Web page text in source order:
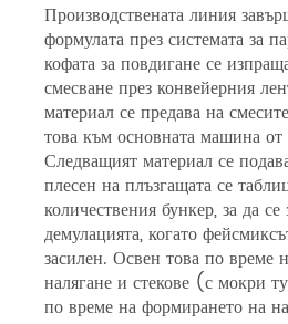
Производствената линия
формулата през системата за
кофата за повдигане се
смесване през конвейерния
материал се предава на
това към основната машина от
Следващият материал се
плесен на плъзгащата се
количествения бункер, за да
демулацията, когато
засилен. Освен това по време
налягане и стекове (с мокри
по време на формирането на